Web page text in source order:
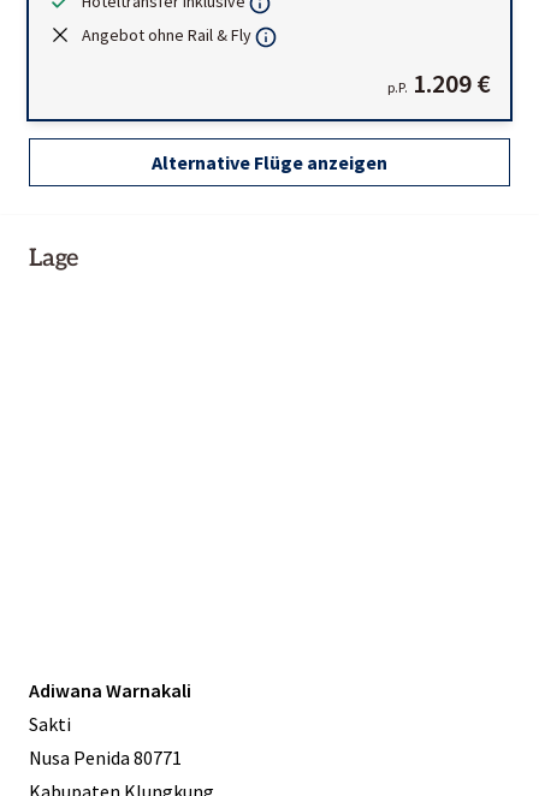
Angebot ohne Rail & Fly
p.P. 1.209 €
Alternative Flüge anzeigen
Lage
Adiwana Warnakali
Sakti
Nusa Penida 80771
Kabupaten Klungkung